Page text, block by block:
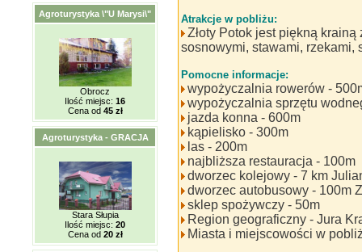
Agroturystyka \"U Marysi\"
Obrocz
Ilość miejsc: 16
Cena od 45 zł
Agroturystyka - GRACJA
Stara Słupia
Ilość miejsc: 20
Cena od 20 zł
Atrakcje w pobliżu:
Złoty Potok jest piękną
sosnowymi, stawami, rzekami,
Pomocne informacje:
wypożyczalnia rowerów -
wypożyczalnia sprzętu
jazda konna - 600m
kąpielisko - 300m
las - 200m
najbliższa restauracja - 100m
dworzec kolejowy - 7 km
dworzec autobusowy - 100m
sklep spożywczy - 50m
Region geograficzny - Jura
Miasta i miejscowości w